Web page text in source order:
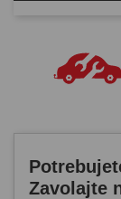
Zavolajte